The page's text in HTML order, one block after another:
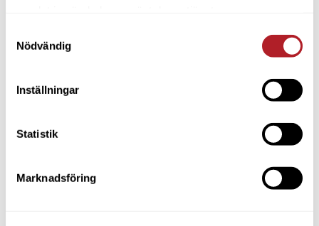
Nödvändig
Inställningar
Statistik
Marknadsföring